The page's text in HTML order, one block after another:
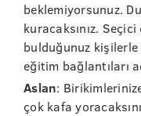
beklemiyorsunuz.
kuracaksınız.
bulduğunuz kişilerle
eğitim bağlantıları
Aslan:
çok kafa